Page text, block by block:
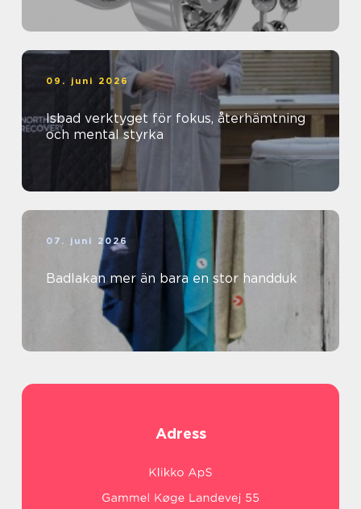
09. juni 2026
Isbad verktyget för fokus, återhämtning
och mental styrka
07. juni 2026
Badlakan mer än bara en stor handduk
Adress